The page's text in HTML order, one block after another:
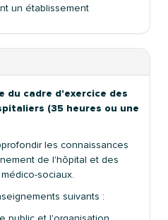
un établissement
du cadre d'exercice des
(35 heures ou une
les connaissances
de l'hôpital et des
sociaux.
suivants :